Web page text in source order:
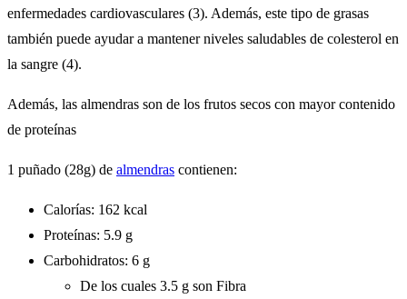
enfermedades cardiovasculares (3). Además, este tipo de grasas
también puede ayudar a mantener niveles saludables de colesterol en
la sangre (4).
Además, las almendras son de los frutos secos con mayor contenido
de proteínas
1 puñado (28g) de almendras contienen:
Calorías: 162 kcal
Proteínas: 5.9 g
Carbohidratos: 6 g
De los cuales 3.5 g son Fibra